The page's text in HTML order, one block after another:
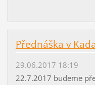
Přednáška v
29.06.2017 18:19
22.7.2017 budeme